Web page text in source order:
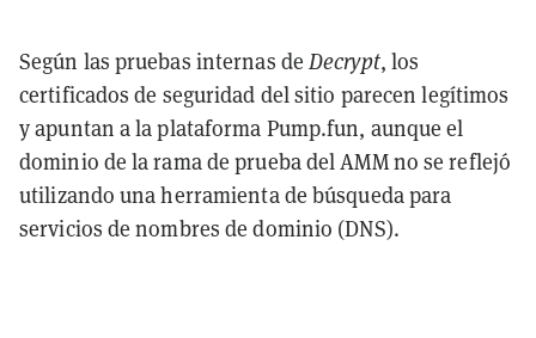
Según las pruebas internas de Decrypt, los
certificados de seguridad del sitio parecen legítimos
y apuntan a la plataforma Pump.fun, aunque el
dominio de la rama de prueba del AMM no se reflejó
utilizando una herramienta de búsqueda para
servicios de nombres de dominio (DNS).